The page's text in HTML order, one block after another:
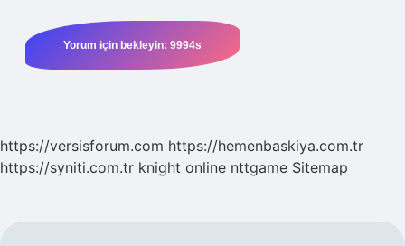
https://versisforum.com https://hemenbaskiya.com.tr
https://syniti.com.tr knight online nttgame Sitemap